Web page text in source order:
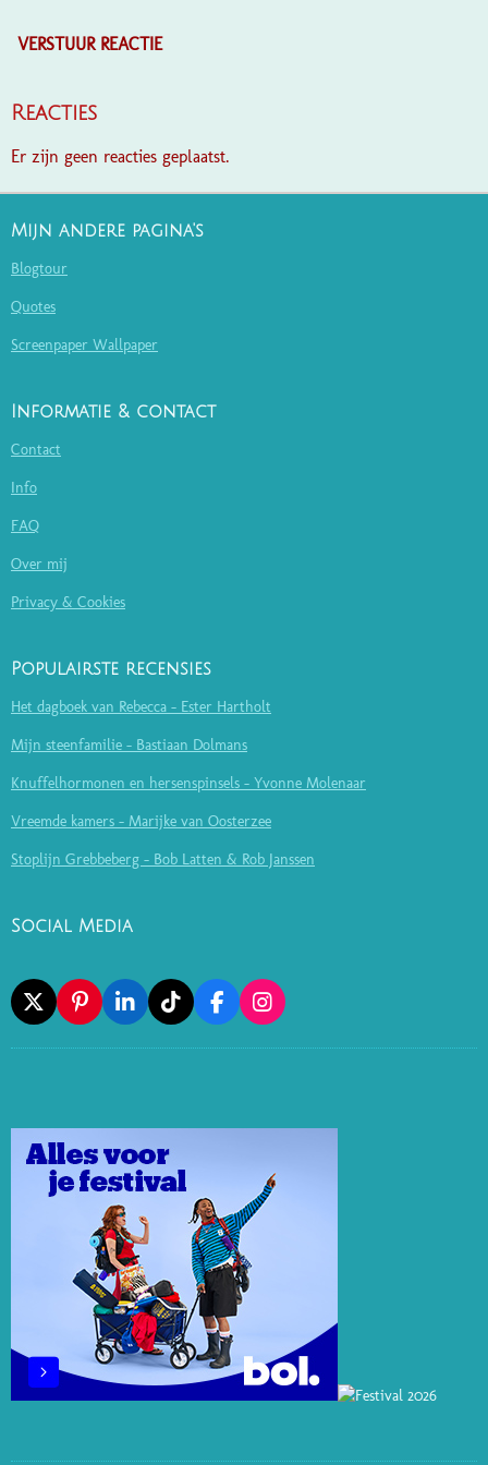
VERSTUUR REACTIE
Reacties
Er zijn geen reacties geplaatst.
Mijn andere pagina's
Blogtour
Quotes
Screenpaper Wallpaper
Informatie & contact
Contact
Info
FAQ
Over mij
Privacy & Cookies
Populairste recensies
Het dagboek van Rebecca - Ester Hartholt
Mijn steenfamilie - Bastiaan Dolmans
Knuffelhormonen en hersenspinsels - Yvonne Molenaar
Vreemde kamers - Marijke van Oosterzee
Stoplijn Grebbeberg - Bob Latten & Rob Janssen
Social Media
X
P
I
N
E
S
T
L
I
N
I
N
T
I
K
F
A
C
O
I
N
S
R
M